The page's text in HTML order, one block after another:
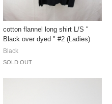
cotton flannel long shirt L/S "
Black over dyed " #2 (Ladies)
SOLD OUT
Black